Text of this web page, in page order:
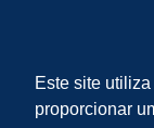
Este site
proporcionar